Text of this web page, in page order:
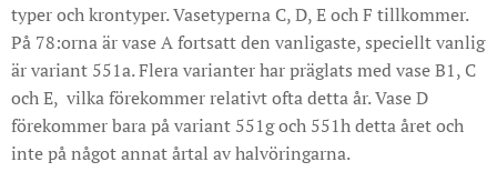
typer och krontyper. Vasetyperna C, D, E och F tillkommer.
På 78:orna är vase A fortsatt den vanligaste, speciellt vanlig
är variant 551a. Flera varianter har präglats med vase B1, C
och E, vilka förekommer relativt ofta detta år. Vase D
förekommer bara på variant 551g och 551h detta året och
inte på något annat årtal av halvöringarna.